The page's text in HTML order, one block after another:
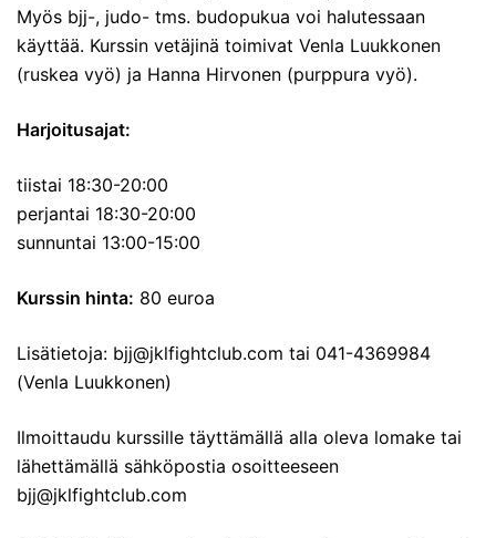
Myös bjj-, judo- tms. budopukua voi halutessaan
käyttää. Kurssin vetäjinä toimivat Venla Luukkonen
(ruskea vyö) ja Hanna Hirvonen (purppura vyö).
Harjoitusajat:
tiistai 18:30-20:00
perjantai 18:30-20:00
sunnuntai 13:00-15:00
Kurssin hinta: 80 euroa
Lisätietoja: bjj@jklfightclub.com tai 041-4369984
(Venla Luukkonen)
Ilmoittaudu kurssille täyttämällä alla oleva lomake tai
lähettämällä sähköpostia osoitteeseen
bjj@jklfightclub.com